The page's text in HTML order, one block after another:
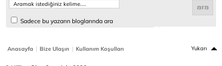
Sadece bu yazarın bloglarında ara
Anasayfa | Bize Ulaşın | Kullanım Koşulları Yukarı